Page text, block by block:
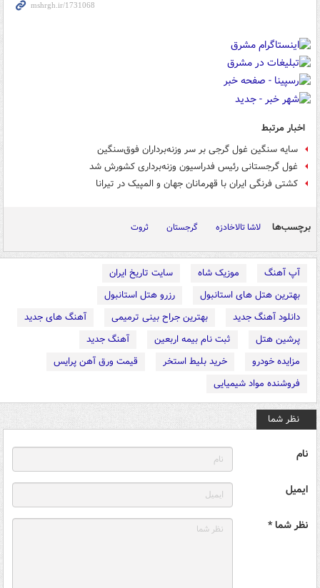
اخبار مرتبط
سایه سنگین غول گرجی بر سر وزنه‌برداران فوق‌سنگین
غول گرجستانی رئیس فدراسیون وزنه‌برداری کشورش شد
کشتی فرنگی ایران با قهرمانان جهان و المپیک در تیرانا
برچسب‌ها لاشا تالاخادزه گرجستان ثروت
آپ آهنگ موزیک شاه
سایت تاریخ ایران
بهترین هتل های استانبول
رزرو هتل استانبول
دانلود آهنگ جدید
بهترین جراح بینی ترمیمی
آهنگ های جدید
پرشین هتل
ثبت نام بیمه اربعین
آهنگ جدید
مزایده خودرو
خرید بلیط استخر
قیمت ورق آهن پرایس
فروشنده مواد شیمیایی
نظر شما
نام
ایمیل
نظر شما *